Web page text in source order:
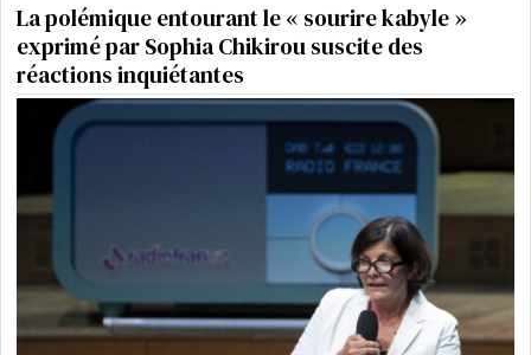
La polémique entourant le « sourire kabyle »
exprimé par Sophia Chikirou suscite des
réactions inquiétantes